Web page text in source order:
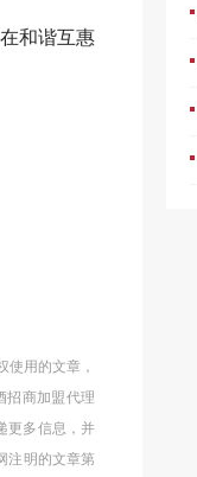
和谐互惠
用的文章，
招商加盟代理
更多信息，并
注明的文章第